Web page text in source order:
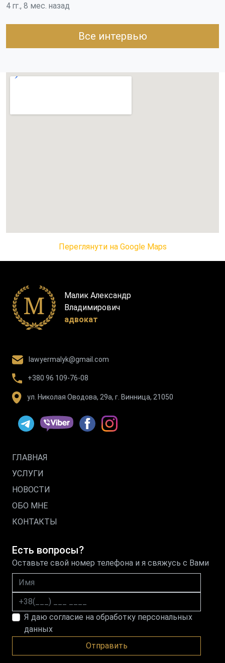
4 гг., 8 мес. назад
Все интервью
Переглянути на Google Maps
Малик Александр
Владимирович
адвокат
lawyermalyk@gmail.com
+380 96 109-76-08
ул. Николая Оводова, 29а, г. Винница, 21050
ГЛАВНАЯ
УСЛУГИ
НОВОСТИ
ОБО МНЕ
КОНТАКТЫ
Есть вопросы?
Оставьте свой номер телефона и я свяжусь с Вами
Имя
Номер телефона
Я даю согласие на обработку персональных
данных
Отправить